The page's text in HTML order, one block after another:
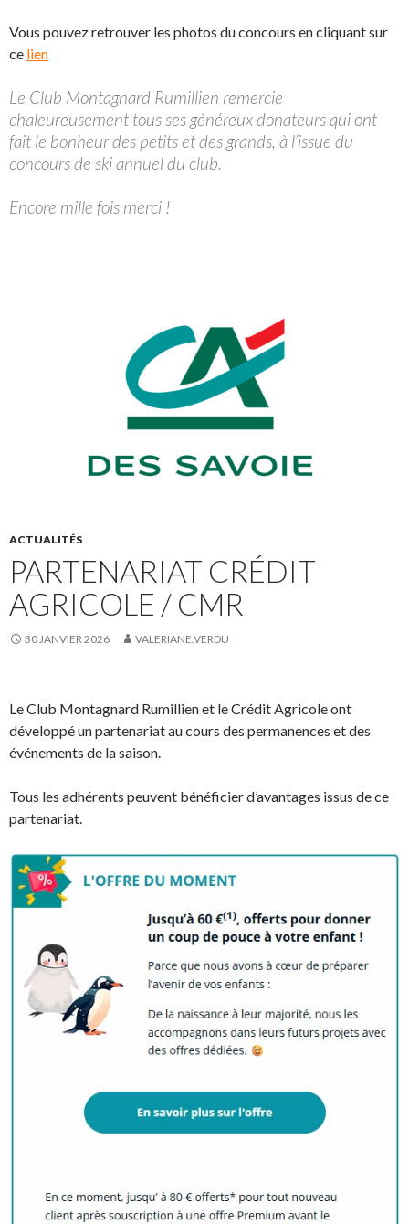
Vous pouvez retrouver les photos du concours en cliquant sur
ce lien
Le Club Montagnard Rumillien remercie
chaleureusement tous ses généreux donateurs qui ont
fait le bonheur des petits et des grands, à l’issue du
concours de ski annuel du club.
Encore mille fois merci !
ACTUALITÉS
PARTENARIAT CRÉDIT
AGRICOLE / CMR
30 JANVIER 2026 VALERIANE.VERDU
Le Club Montagnard Rumillien et le Crédit Agricole ont
développé un partenariat au cours des permanences et des
événements de la saison.
Tous les adhérents peuvent bénéficier d’avantages issus de ce
partenariat.